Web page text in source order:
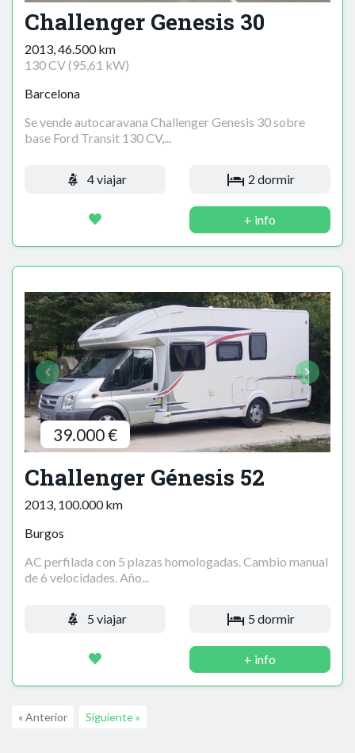
Challenger Genesis 30
2013, 46.500 km
130 CV (95,61 kW)
Barcelona
Se vende autocaravana Challenger Genesis 30 sobre
base Ford Transit 130 CV,...
4 viajar 2 dormir
+ info
39.000 €
Challenger Génesis 52
2013, 100.000 km
Burgos
AC perfilada con 5 plazas homologadas. Cambio manual
de 6 velocidades. Año...
5 viajar 5 dormir
+ info
« Anterior Siguiente »